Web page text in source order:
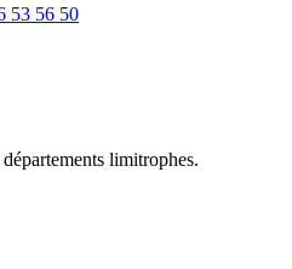
53 56 50
limitrophes.